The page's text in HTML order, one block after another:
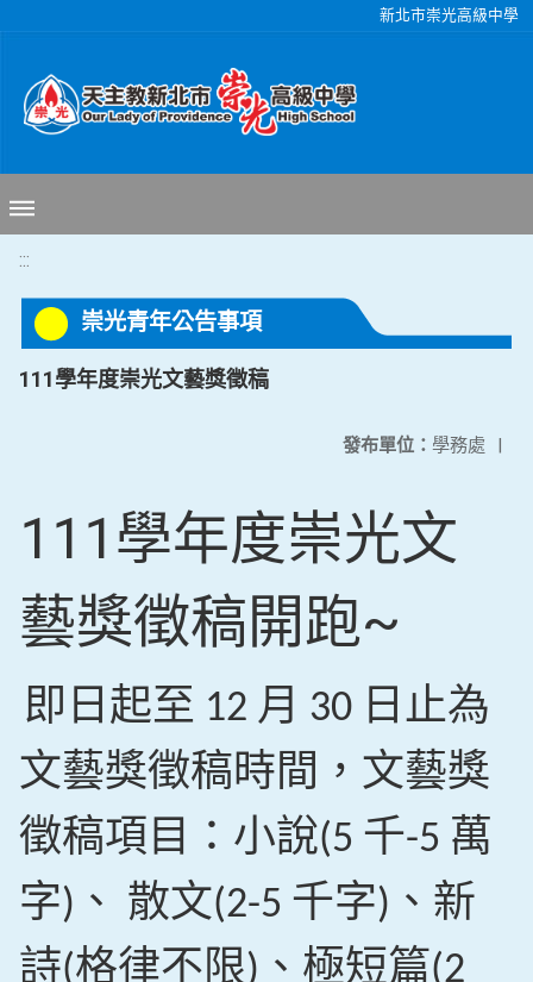
新北市崇光高級中學
:::
崇光青年公告事項
111學年度崇光文藝獎徵稿
發布單位： 學務處 |
111學年度崇光文
藝獎徵稿開跑~
即日起至 12 月 30 日止為
文藝獎徵稿時間，文藝獎
徵稿項目：小說(5 千-5 萬
字) 、 散文(2-5 千字) 、新
詩(格律不限) 、極短篇(2